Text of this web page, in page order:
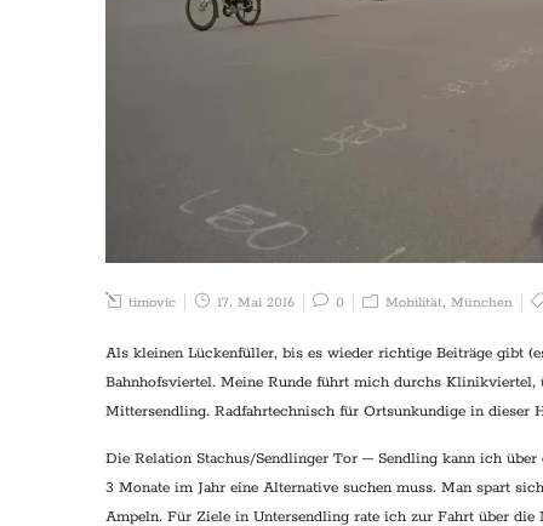
timovic 17. Mai 2016 0 Mobilität, München
Als kleinen Lückenfüller, bis es wieder richtige Beiträge gibt
Bahnhofsviertel. Meine Runde führt mich durchs Klinikviertel,
Mittersendling. Radfahrtechnisch für Ortsunkundige in dieser
Die Relation Stachus/Sendlinger Tor – Sendling kann ich
3 Monate im Jahr eine Alternative suchen muss. Man spart
Ampeln. Für Ziele in Untersendling rate ich zur Fahrt über die